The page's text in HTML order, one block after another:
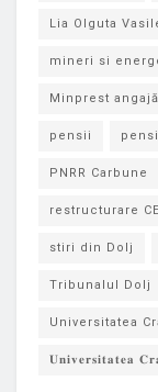
Lia Olguta
mineri si
Minprest
pensii
PNRR Carbune
restructurare
stiri din Dolj
Tribunalul Dolj
Universitatea
𝐔𝐧𝐢𝐯𝐞𝐫𝐬𝐢𝐭𝐚𝐭𝐞𝐚